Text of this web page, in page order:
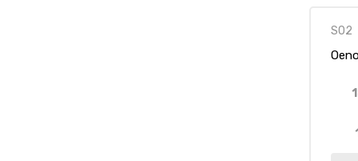
SO2